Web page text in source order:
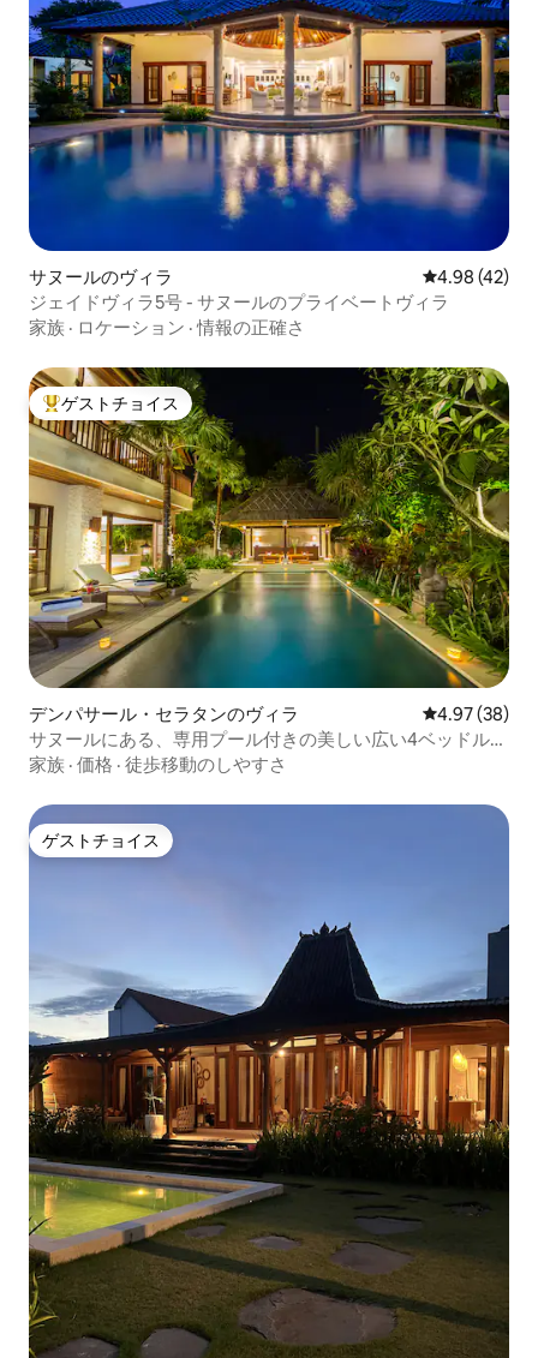
サヌールのヴィラ レビュー42
4.98 (42)
ジェイドヴィラ5号 - サヌールのプライベートヴィラ
家族 · ロケーション ·情報の正確さ
大好評のゲストチョイスです。
ゲストチョイス
デンパサール・セラタンのヴィラ レビュー38
4.97 (38)
サヌールにある、専用プール付きの美しい広い4ベッドルー
ムヴィラ
家族 · 価格 · 徒歩移動のしやすさ
ゲストチョイス
ゲストチョイス